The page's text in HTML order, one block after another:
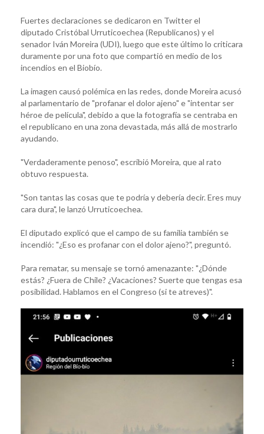
Fuertes declaraciones se dedicaron en Twitter el
diputado Cristóbal Urruticoechea (Republicanos) y el
senador Iván Moreira (UDI), luego que este último lo criticara
duramente por una foto que compartió en medio de los
incendios en el Biobío.
La imagen causó polémica en las redes, donde Moreira acusó
al parlamentario de "profanar el dolor ajeno" e "intentar ser
héroe de película", debido a que la fotografía se centraba en
el republicano en una zona devastada, más allá de mostrarlo
ayudando.
"Verdaderamente penoso", escribió Moreira, que al rato
obtuvo respuesta.
"Son tantas las cosas que te podría y debería decir. Eres muy
cara dura", le lanzó Urruticoechea.
El diputado explicó que el campo de su familia también se
incendió: "¿Eso es profanar con el dolor ajeno?", preguntó.
Para rematar, su mensaje se tornó amenazante: "¿Dónde
estás? ¿Fuera de Chile? ¿Vacaciones? Suerte que tengas esa
posibilidad. Hablamos en el Congreso (si te atreves)".